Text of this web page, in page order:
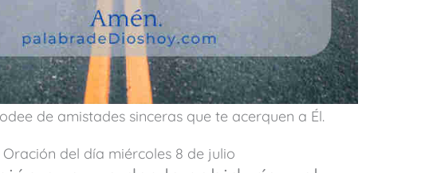
de amistades sinceras que te acerquen a Él.
Oración del día miércoles 8 de julio